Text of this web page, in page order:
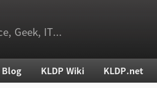
Geek, IT...
Blog KLDP Wiki KLDP.net